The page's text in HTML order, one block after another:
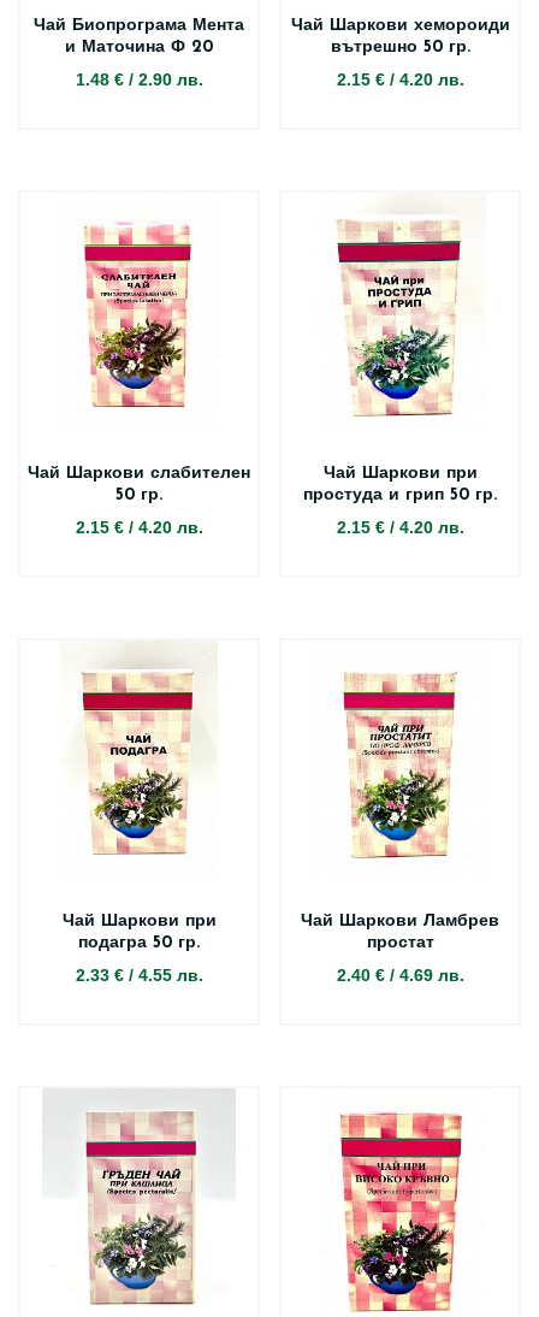
Чай Биопрограма Мента
и Маточина Ф 20
1.48 €/ 2.90 лв.
Чай Шаркови хемороиди
вътрешно 50 гр.
2.15 €/ 4.20 лв.
Чай Шаркови слабителен
50 гр.
2.15 €/ 4.20 лв.
Чай Шаркови при
простуда и грип 50 гр.
2.15 €/ 4.20 лв.
Чай Шаркови при
подагра 50 гр.
2.33 €/ 4.55 лв.
Чай Шаркови Ламбрев
простат
2.40 €/ 4.69 лв.